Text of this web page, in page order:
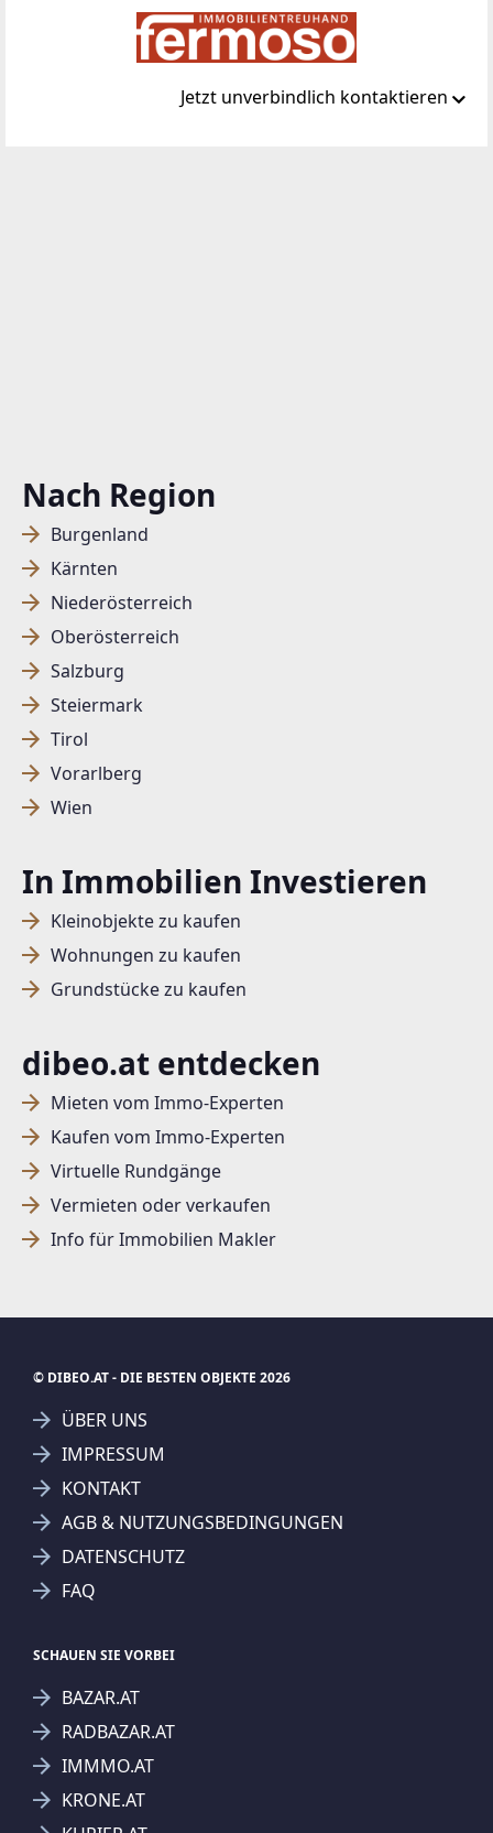
Nach Region
Burgenland
Kärnten
Niederösterreich
Oberösterreich
Salzburg
Steiermark
Tirol
Vorarlberg
Wien
In Immobilien Investieren
Kleinobjekte zu kaufen
Wohnungen zu kaufen
Grundstücke zu kaufen
dibeo.at entdecken
Mieten vom Immo-Experten
Kaufen vom Immo-Experten
Virtuelle Rundgänge
Vermieten oder verkaufen
Info für Immobilien Makler
Jetzt unverbindlich kontaktieren
© DIBEO.AT - DIE BESTEN OBJEKTE 2026
ÜBER UNS
IMPRESSUM
KONTAKT
AGB & NUTZUNGSBEDINGUNGEN
DATENSCHUTZ
FAQ
SCHAUEN SIE VORBEI
BAZAR.AT
RADBAZAR.AT
IMMMO.AT
KRONE.AT